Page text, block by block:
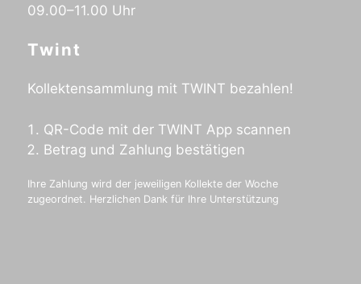
09.00–11.00 Uhr
Twint
Kollektensammlung mit TWINT bezahlen!
QR-Code mit der TWINT App scannen
Betrag und Zahlung bestätigen
Ihre Zahlung wird der jeweiligen Kollekte der Woche
zugeordnet. Herzlichen Dank für Ihre Unterstützung